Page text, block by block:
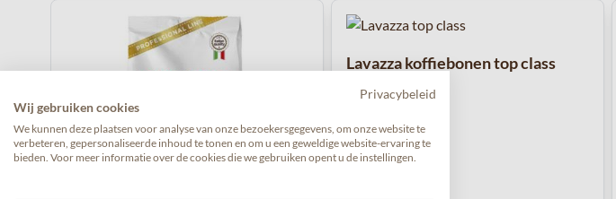
Lavazza koffiebonen top class
(1kg)
Privacybeleid
Wij gebruiken cookies
We kunnen deze plaatsen voor analyse van onze bezoekersgegevens, om onze website te
verbeteren, gepersonaliseerde inhoud te tonen en om u een geweldige website-ervaring te
bieden. Voor meer informatie over de cookies die we gebruiken opent u de instellingen.